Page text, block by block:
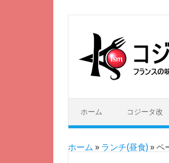
ホーム コジータ改
ホーム » ランチ(昼食) »ペ